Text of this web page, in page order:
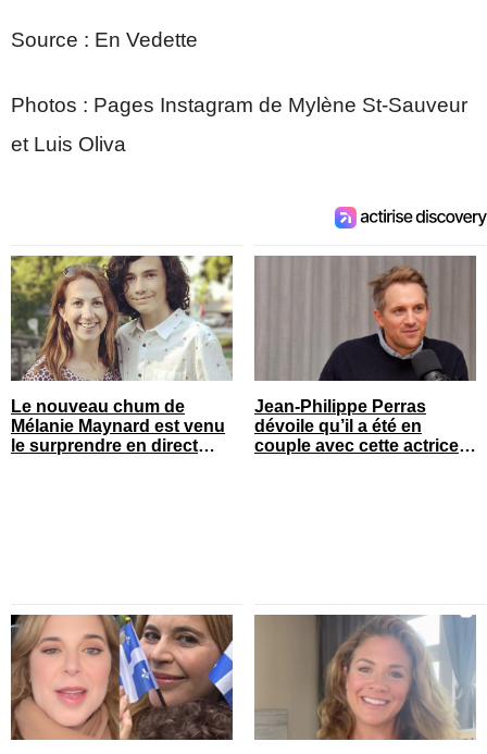
Source : En Vedette
Photos : Pages Instagram de Mylène St-Sauveur
et Luis Oliva
Le nouveau chum de
Mélanie Maynard est venu
le surprendre en direct
Jean-Philippe Perras
dévoile qu’il a été en
couple avec cette actrice